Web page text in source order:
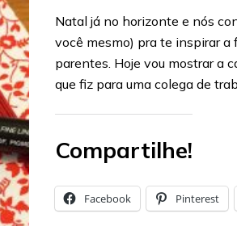
Natal já no horizonte e nós
você mesmo) pra te inspirar a
parentes. Hoje vou mostrar a
que fiz para uma colega de
Compartilhe!
Facebook Pinterest